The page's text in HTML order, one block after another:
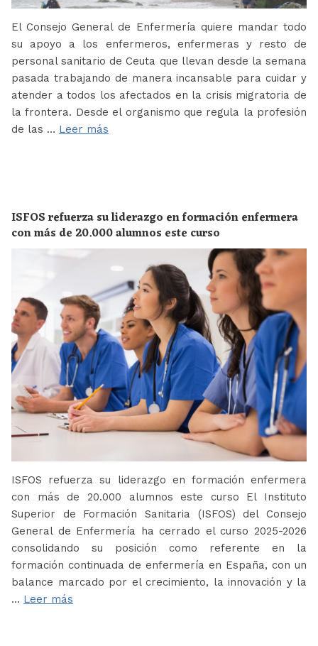
El Consejo General de Enfermería quiere mandar todo
su apoyo a los enfermeros, enfermeras y resto de
personal sanitario de Ceuta que llevan desde la semana
pasada trabajando de manera incansable para cuidar y
atender a todos los afectados en la crisis migratoria de
la frontera. Desde el organismo que regula la profesión
de las … Leer más
ISFOS refuerza su liderazgo en formación enfermera
con más de 20.000 alumnos este curso
ISFOS refuerza su liderazgo en formación enfermera
con más de 20.000 alumnos este curso El Instituto
Superior de Formación Sanitaria (ISFOS) del Consejo
General de Enfermería ha cerrado el curso 2025-2026
consolidando su posición como referente en la
formación continuada de enfermería en España, con un
balance marcado por el crecimiento, la innovación y la
… Leer más